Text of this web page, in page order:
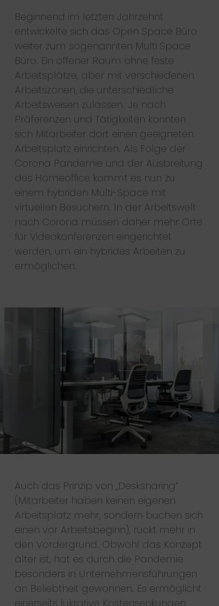
Beginnend im letzten Jahrzehnt
entwickelte sich das Open Space Büro
weiter zum sogenannten Multi Space
Büro. Ein offener Raum ohne feste
Arbeitsplätze, aber mit verschiedenen
Arbeitszonen, die unterschiedliche
Arbeitsweisen zulassen. Je nach
Präferenzen und Tätigkeiten konnten
sich Mitarbeiter dort einen geeigneten
Arbeitsplatz einrichten. Als Folge der
Corona Pandemie und der Ausbreitung
des Homeoffice kommt es nun zu
einem hybriden Multi-Space mit
virtuellen Besuchern. In der Arbeitswelt
nach Corona müssen daher mehr Orte
für Videokonferenzen eingerichtet
werden, um ein hybrides Arbeiten zu
ermöglichen.
Auch das Prinzip von „Desksharing“
(Mitarbeiter haben keinen eigenen
Arbeitsplatz mehr, sondern buchen sich
einen vor Arbeitsbeginn), rückt mehr in
den Vordergrund. Obwohl das Konzept
älter ist, hat es durch die Pandemie
besonders in Unternehmensführungen
an Beliebtheit gewonnen. Es ermöglicht
einerseits lukrative Kostensenkungen,